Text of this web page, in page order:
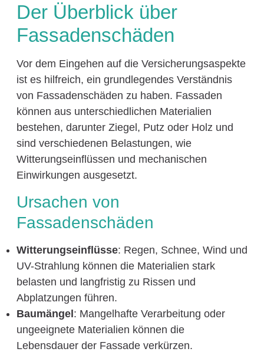
Der Überblick über
Fassadenschäden
Vor dem Eingehen auf die Versicherungsaspekte
ist es hilfreich, ein grundlegendes Verständnis
von Fassadenschäden zu haben. Fassaden
können aus unterschiedlichen Materialien
bestehen, darunter Ziegel, Putz oder Holz und
sind verschiedenen Belastungen, wie
Witterungseinflüssen und mechanischen
Einwirkungen ausgesetzt.
Ursachen von
Fassadenschäden
Witterungseinflüsse: Regen, Schnee, Wind und
UV-Strahlung können die Materialien stark
belasten und langfristig zu Rissen und
Abplatzungen führen.
Baumängel : Mangelhafte Verarbeitung oder
ungeeignete Materialien können die
Lebensdauer der Fassade verkürzen.